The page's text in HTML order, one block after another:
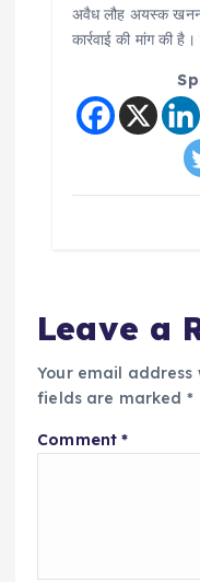
अवैध लौह अयस्क
कार्रवाई की मांग की
Leave a
Your email address
fields are marked *
Comment*